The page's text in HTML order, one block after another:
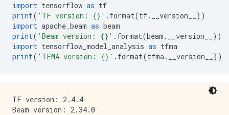
import tensorflow as tf
print( 'TF version: {}' . format(tf. __version__
))
import apache_beam as beam
print( 'Beam version: {}' . format(beam . __version__
))
import tensorflow_model_analysis as tfma
print( 'TFMA version: {}' . format(tfma. __version__ ))
TF version: 2.4.4
Beam version: 2.34.0